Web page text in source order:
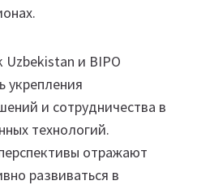
Uzbekistan и BIPO
укрепления
и сотрудничества в
технологий.
отражают
развиваться в